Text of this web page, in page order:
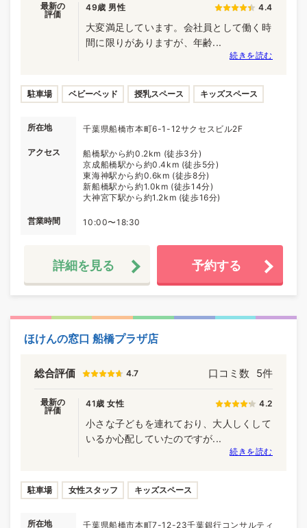
最新の
評価
49歳 男性 4.4
大変満足しています。会社員として働く時
間に限りがありますが、年齢...
続きを読む
駐車場 ベビーベッド 授乳スペース キッズスペース
所在地 千葉県船橋市本町6-1-12サクセスビル2F
アクセス
船橋駅から約0.2km (徒歩3分)
京成船橋駅から約0.4km (徒歩5分)
東海神駅から約0.6km (徒歩8分)
新船橋駅から約1.0km (徒歩14分)
大神宮下駅から約1.2km (徒歩16分)
営業時間 10:00〜18:30
詳細を見る 予約する
ほけんの窓口 船橋プラザ店
総合評価 4.7 口コミ数 5件
最新の
評価
41歳 女性 4.2
小さな子どもを連れており、大人しくして
いるか心配していたのですが...
続きを読む
駐車場 女性スタッフ キッズスペース
所在地
千葉県船橋市本町7-12-23千葉銀行コンサルティ